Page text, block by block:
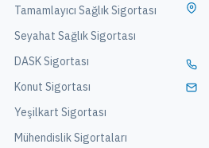
Tamamlayıcı Sağlık Sigortası
Seyahat Sağlık Sigortası
DASK Sigortası
Konut Sigortası
Yeşilkart Sigortası
Mühendislik Sigortaları